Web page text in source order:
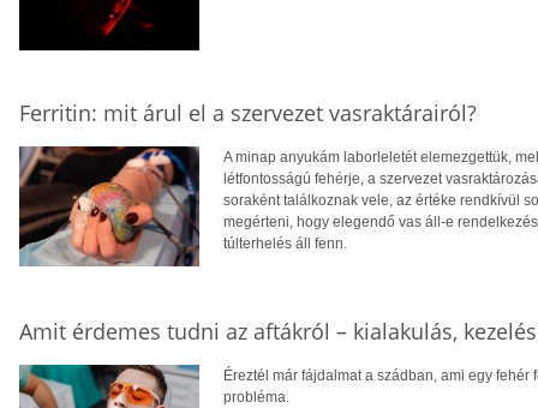
Ferritin: mit árul el a szervezet vasraktárairól?
A minap anyukám laborleletét elemezgettük,
létfontosságú fehérje, a szervezet
soraként találkoznak vele, az értéke rendkívül
megérteni, hogy elegendő vas áll-e
túlterhelés áll fenn.
Amit érdemes tudni az aftákról – kialakulás,
Éreztél már fájdalmat a szádban, ami egy
probléma.